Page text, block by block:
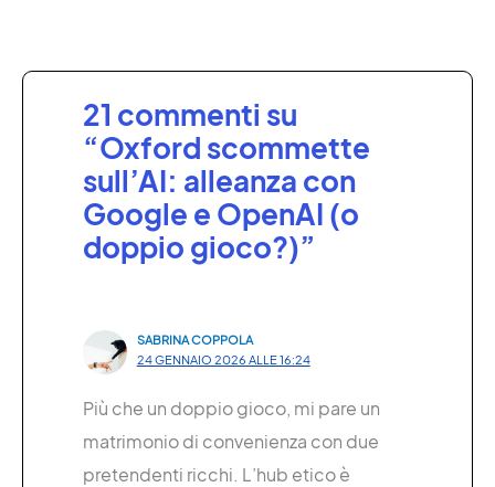
21 commenti su
“Oxford scommette
sull’AI: alleanza con
Google e OpenAI (o
doppio gioco?)”
SABRINA COPPOLA
24 GENNAIO 2026 ALLE 16:24
Più che un doppio gioco, mi pare un
matrimonio di convenienza con due
pretendenti ricchi. L’hub etico è